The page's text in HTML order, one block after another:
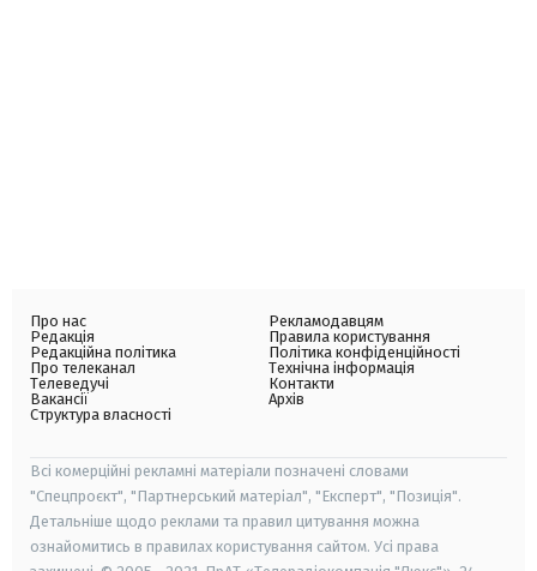
Про нас
Редакція
Редакційна політика
Про телеканал
Телеведучі
Вакансії
Структура власності
Рекламодавцям
Правила користування
Політика конфіденційності
Технічна інформація
Контакти
Архів
Всі комерційні рекламні матеріали позначені словами
"Спецпроєкт", "Партнерський матеріал", "Експерт", "Позиція".
Детальніше щодо реклами та правил цитування можна
ознайомитись в правилах користування сайтом. Усі права